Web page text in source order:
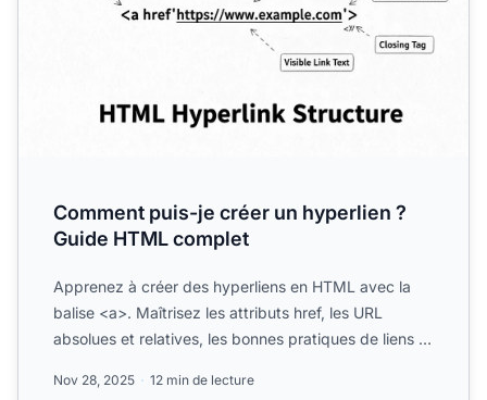
Comment puis-je créer un hyperlien ?
Guide HTML complet
Apprenez à créer des hyperliens en HTML avec la
balise <a>. Maîtrisez les attributs href, les URL
absolues et relatives, les bonnes pratiques de liens et
Nov 28, 2025 12 min de lecture